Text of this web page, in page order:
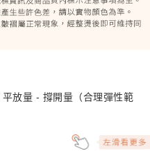
放量 - 撐開量（合理彈性範